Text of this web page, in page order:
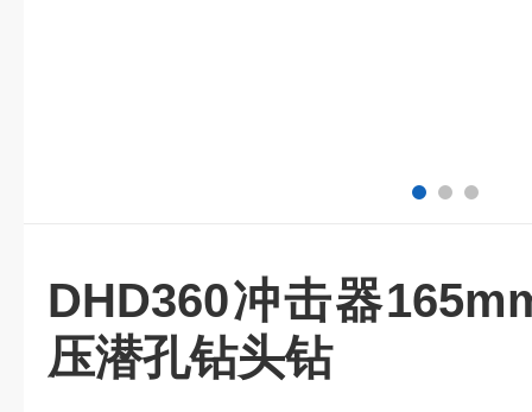
DHD360冲击器
压潜孔钻头钻